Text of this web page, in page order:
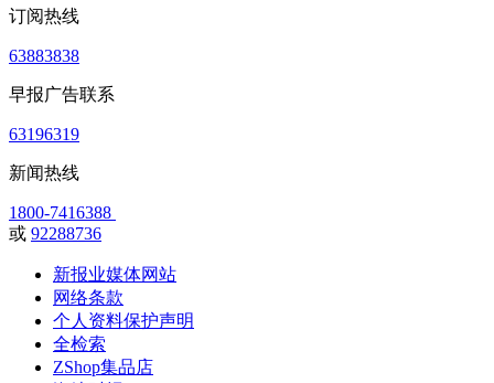
订阅热线
63883838
早报广告联系
63196319
新闻热线
1800-7416388
或 92288736
新报业媒体网站
网络条款
个人资料保护声明
全检索
ZShop集品店